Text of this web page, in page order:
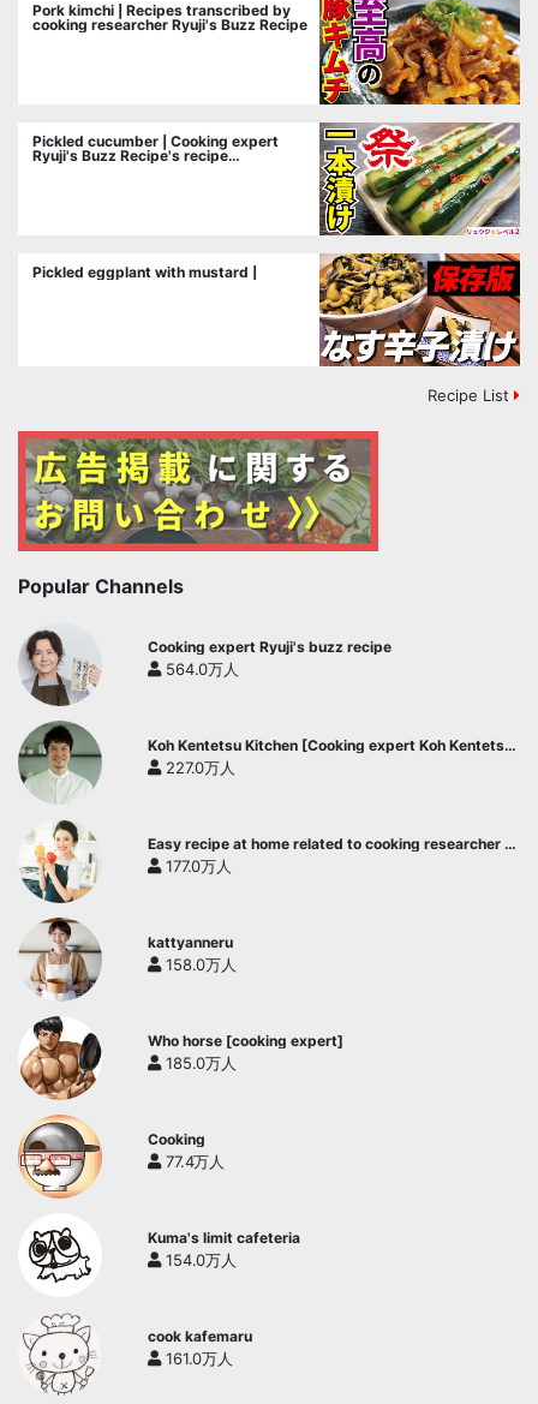
Pork kimchi | Recipes transcribed by
cooking researcher Ryuji's Buzz Recipe
Pickled cucumber | Cooking expert
Ryuji's Buzz Recipe's recipe
Pickled eggplant with mustard |
Recipe List
Popular Channels
Cooking expert Ryuji's buzz recipe
564.0万人
Koh Kentetsu Kitchen [Cooking expert Koh Kentetsu
official channel]
227.0万人
Easy recipe at home related to cooking researcher /
Yukari's Kitchen
177.0万人
kattyanneru
158.0万人
Who horse [cooking expert]
185.0万人
Cooking
77.4万人
Kuma's limit cafeteria
154.0万人
cook kafemaru
161.0万人